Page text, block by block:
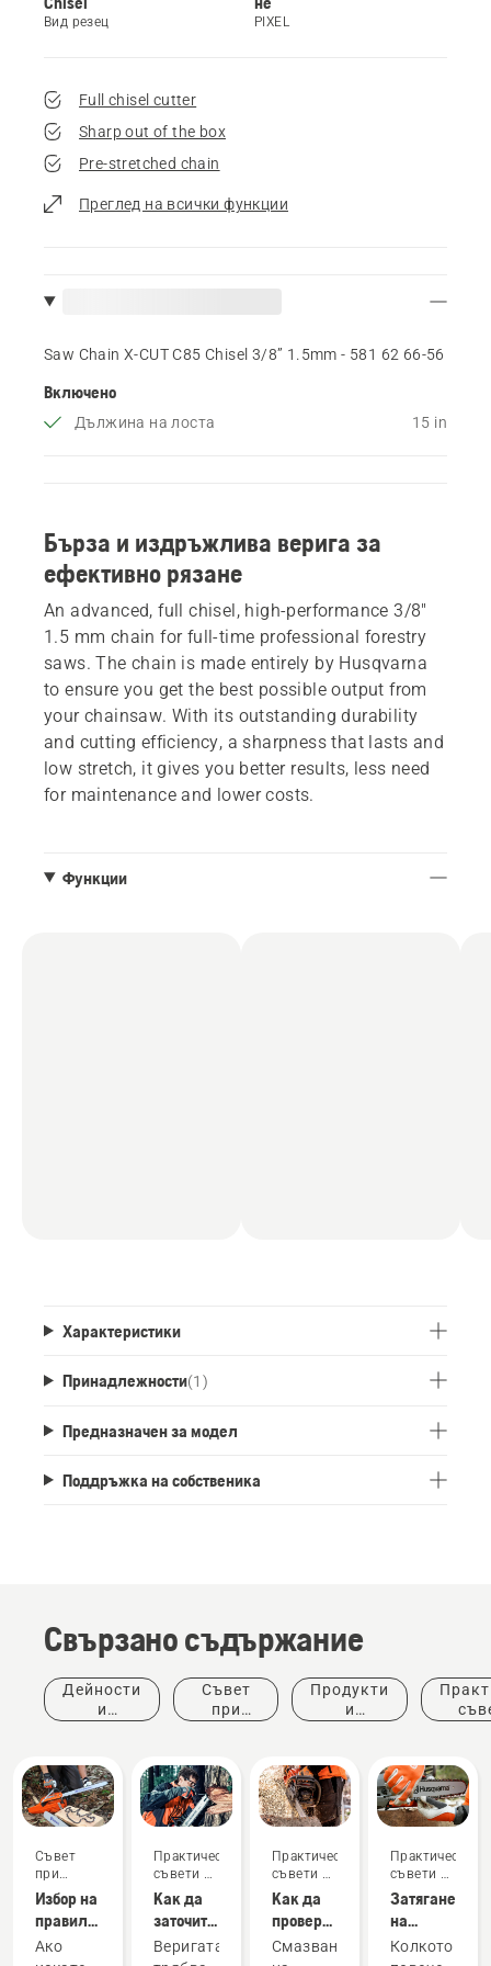
Вид резец PIXEL
Full chisel cutter
Sharp out of the box
Pre-stretched chain
Преглед на всички функции
Saw Chain X-CUT C85 Chisel 3/8” 1.5mm - 581 62 66‑56
Включено
Дължина на лоста 15 in
Бърза и издръжлива верига за
ефективно рязане
An advanced, full chisel, high-performance 3/8"
1.5 mm chain for full-time professional forestry
saws. The chain is made entirely by Husqvarna
to ensure you get the best possible output from
your chainsaw. With its outstanding durability
and cutting efficiency, a sharpness that lasts and
low stretch, it gives you better results, less need
for maintenance and lower costs.
Функции
Характеристики
Принадлежности(1 )
Предназначен за модел
Поддръжка на собственика
Свързано съдържание
Дейности
и
Съвет
при
Продукти
и
Съвет
при
покупка
Избор на
правилната
верига
Ако
Практически
съвети и
ръководства
Как да
заточите
верига
Веригата
Практически
съвети и
ръководства
Как да
проверите
дали
Смазването
Практически
съвети и
ръководства
Затягане
на
веригата
Колкото